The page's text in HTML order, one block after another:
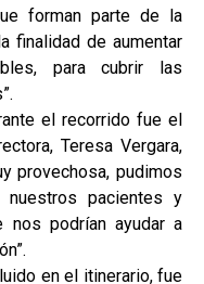
forman parte de la
finalidad de aumentar
para cubrir las
el recorrido fue el
Teresa Vergara,
provechosa, pudimos
pacientes y
nos podrían ayudar a
en el itinerario, fue